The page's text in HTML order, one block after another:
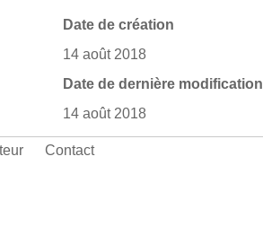
Date de création
14 août 2018
Date de dernière modification
14 août 2018
Contact